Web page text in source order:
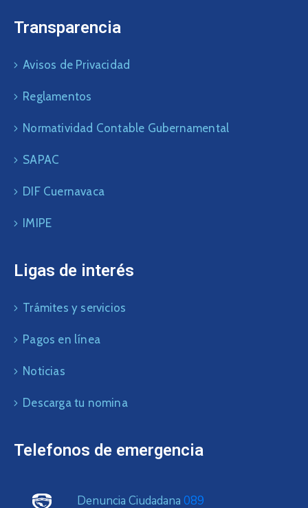
Transparencia
Avisos de Privacidad
Reglamentos
Normatividad Contable Gubernamental
SAPAC
DIF Cuernavaca
IMIPE
Ligas de interés
Trámites y servicios
Pagos en línea
Noticias
Descarga tu nomina
Telefonos de emergencia
Denuncia Ciudadana 089